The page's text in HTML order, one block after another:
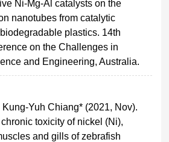
Ni-Mg-Al catalysts on the
nanotubes from catalytic
plastics. 14th
on the Challenges in
and Engineering, Australia.
Yuh Chiang* (2021, Nov).
toxicity of nickel (Ni),
and gills of zebrafish